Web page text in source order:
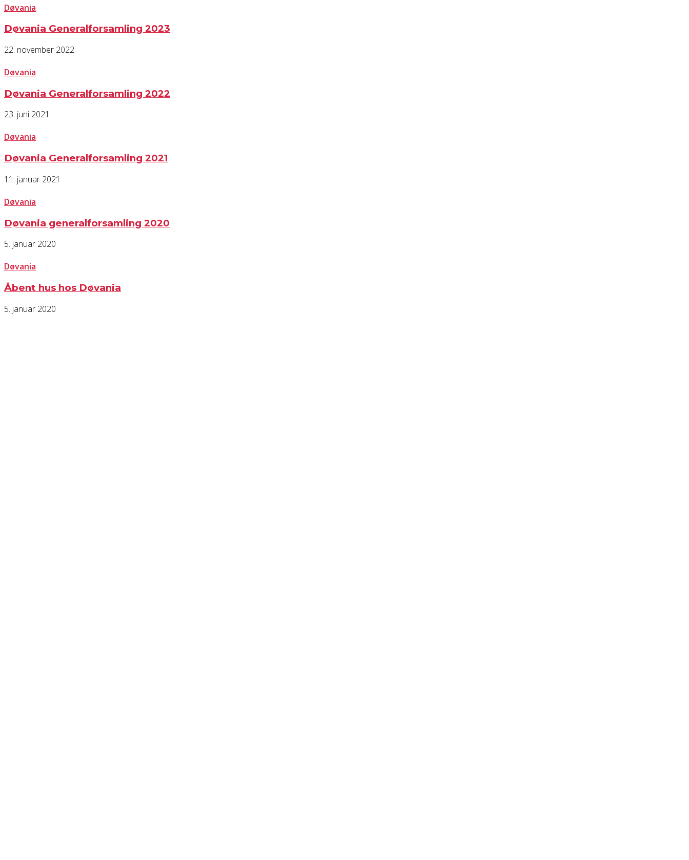
Døvania
Døvania Generalforsamling 2023
22. november 2022
Døvania
Døvania Generalforsamling 2022
23. juni 2021
Døvania
Døvania Generalforsamling 2021
11. januar 2021
Døvania
Døvania generalforsamling 2020
5. januar 2020
Døvania
Åbent hus hos Døvania
5. januar 2020